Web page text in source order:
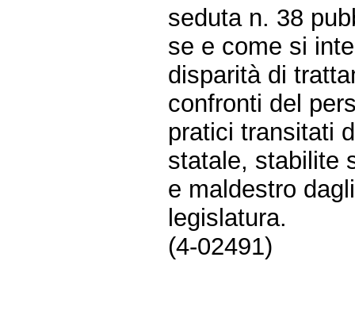
seduta n. 38
se e come si
disparità di
confronti del
pratici transitati
statale, stabilite
e maldestro
legislatura.
(4-02491)